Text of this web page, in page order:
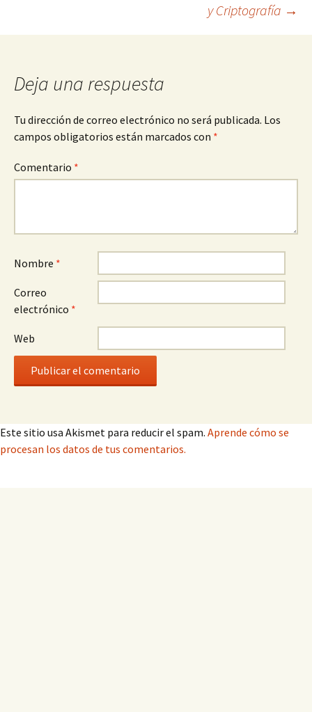
y Criptografía →
Deja una respuesta
Tu dirección de correo electrónico no será publicada. Los
campos obligatorios están marcados con *
Comentario *
Nombre *
Correo
electrónico *
Web
Este sitio usa Akismet para reducir el spam. Aprende cómo se
procesan los datos de tus comentarios.